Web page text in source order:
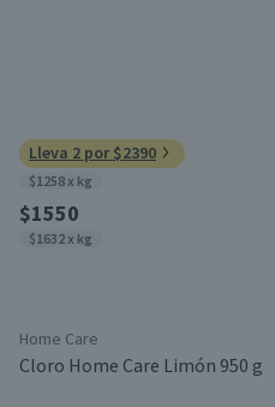
Lleva 2 por $2390
$1258 x kg
$1550
$1632 x kg
Home Care
Cloro Home Care Limón 950 g